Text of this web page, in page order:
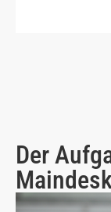
Der
Maindesk